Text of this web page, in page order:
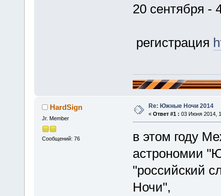
20 сентября -
регистрация
HardSign
Jr. Member
Сообщений: 76
Re: Южные Ночи 2014
« Ответ #1 : 03 Июня 2014,
в этом году
астрономии
"российский
Ночи",